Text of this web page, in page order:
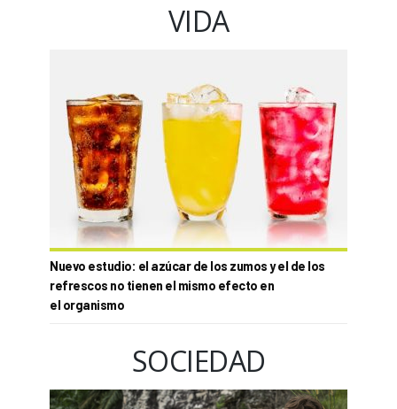
VIDA
Nuevo estudio: el azúcar de los zumos y el de los
refrescos no tienen el mismo efecto en
el organismo
SOCIEDAD